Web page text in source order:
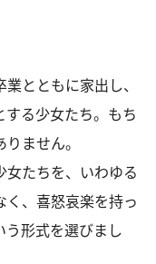
とともに家出し、
る少女たち。もち
ません。
たちを、いわゆる
、喜怒哀楽を持っ
う形式を選びまし